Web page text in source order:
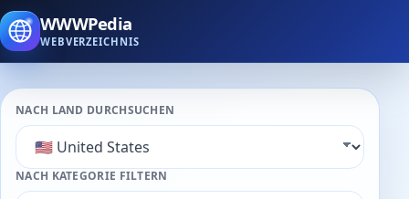
WWWPedia
WEBVERZEICHNIS
NACH LAND DURCHSUCHEN
NACH KATEGORIE FILTERN